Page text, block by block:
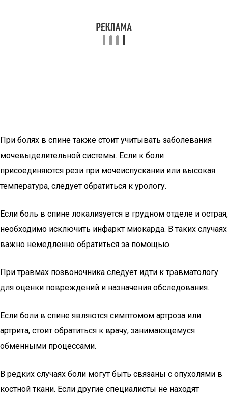
При болях в спине также стоит учитывать заболевания
мочевыделительной системы. Если к боли
присоединяются рези при мочеиспускании или высокая
температура, следует обратиться к урологу.
Если боль в спине локализуется в грудном отделе и острая,
необходимо исключить инфаркт миокарда. В таких случаях
важно немедленно обратиться за помощью.
При травмах позвоночника следует идти к травматологу
для оценки повреждений и назначения обследования.
Если боли в спине являются симптомом артроза или
артрита, стоит обратиться к врачу, занимающемуся
обменными процессами.
В редких случаях боли могут быть связаны с опухолями в
костной ткани. Если другие специалисты не находят